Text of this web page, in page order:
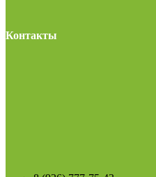
Контакты